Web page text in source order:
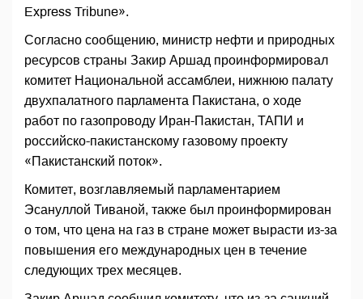
Express Tribune».
Согласно сообщению, министр нефти и природных
ресурсов страны Закир Аршад проинформировал
комитет Национальной ассамблеи, нижнюю палату
двухпалатного парламента Пакистана, о ходе
работ по газопроводу Иран-Пакистан, ТАПИ и
российско-пакистанскому газовому проекту
«Пакистанский поток».
Комитет, возглавляемый парламентарием
Эсануллой Тиваной, также был проинформирован
о том, что цена на газ в стране может вырасти из-за
повышения его международных цен в течение
следующих трех месяцев.